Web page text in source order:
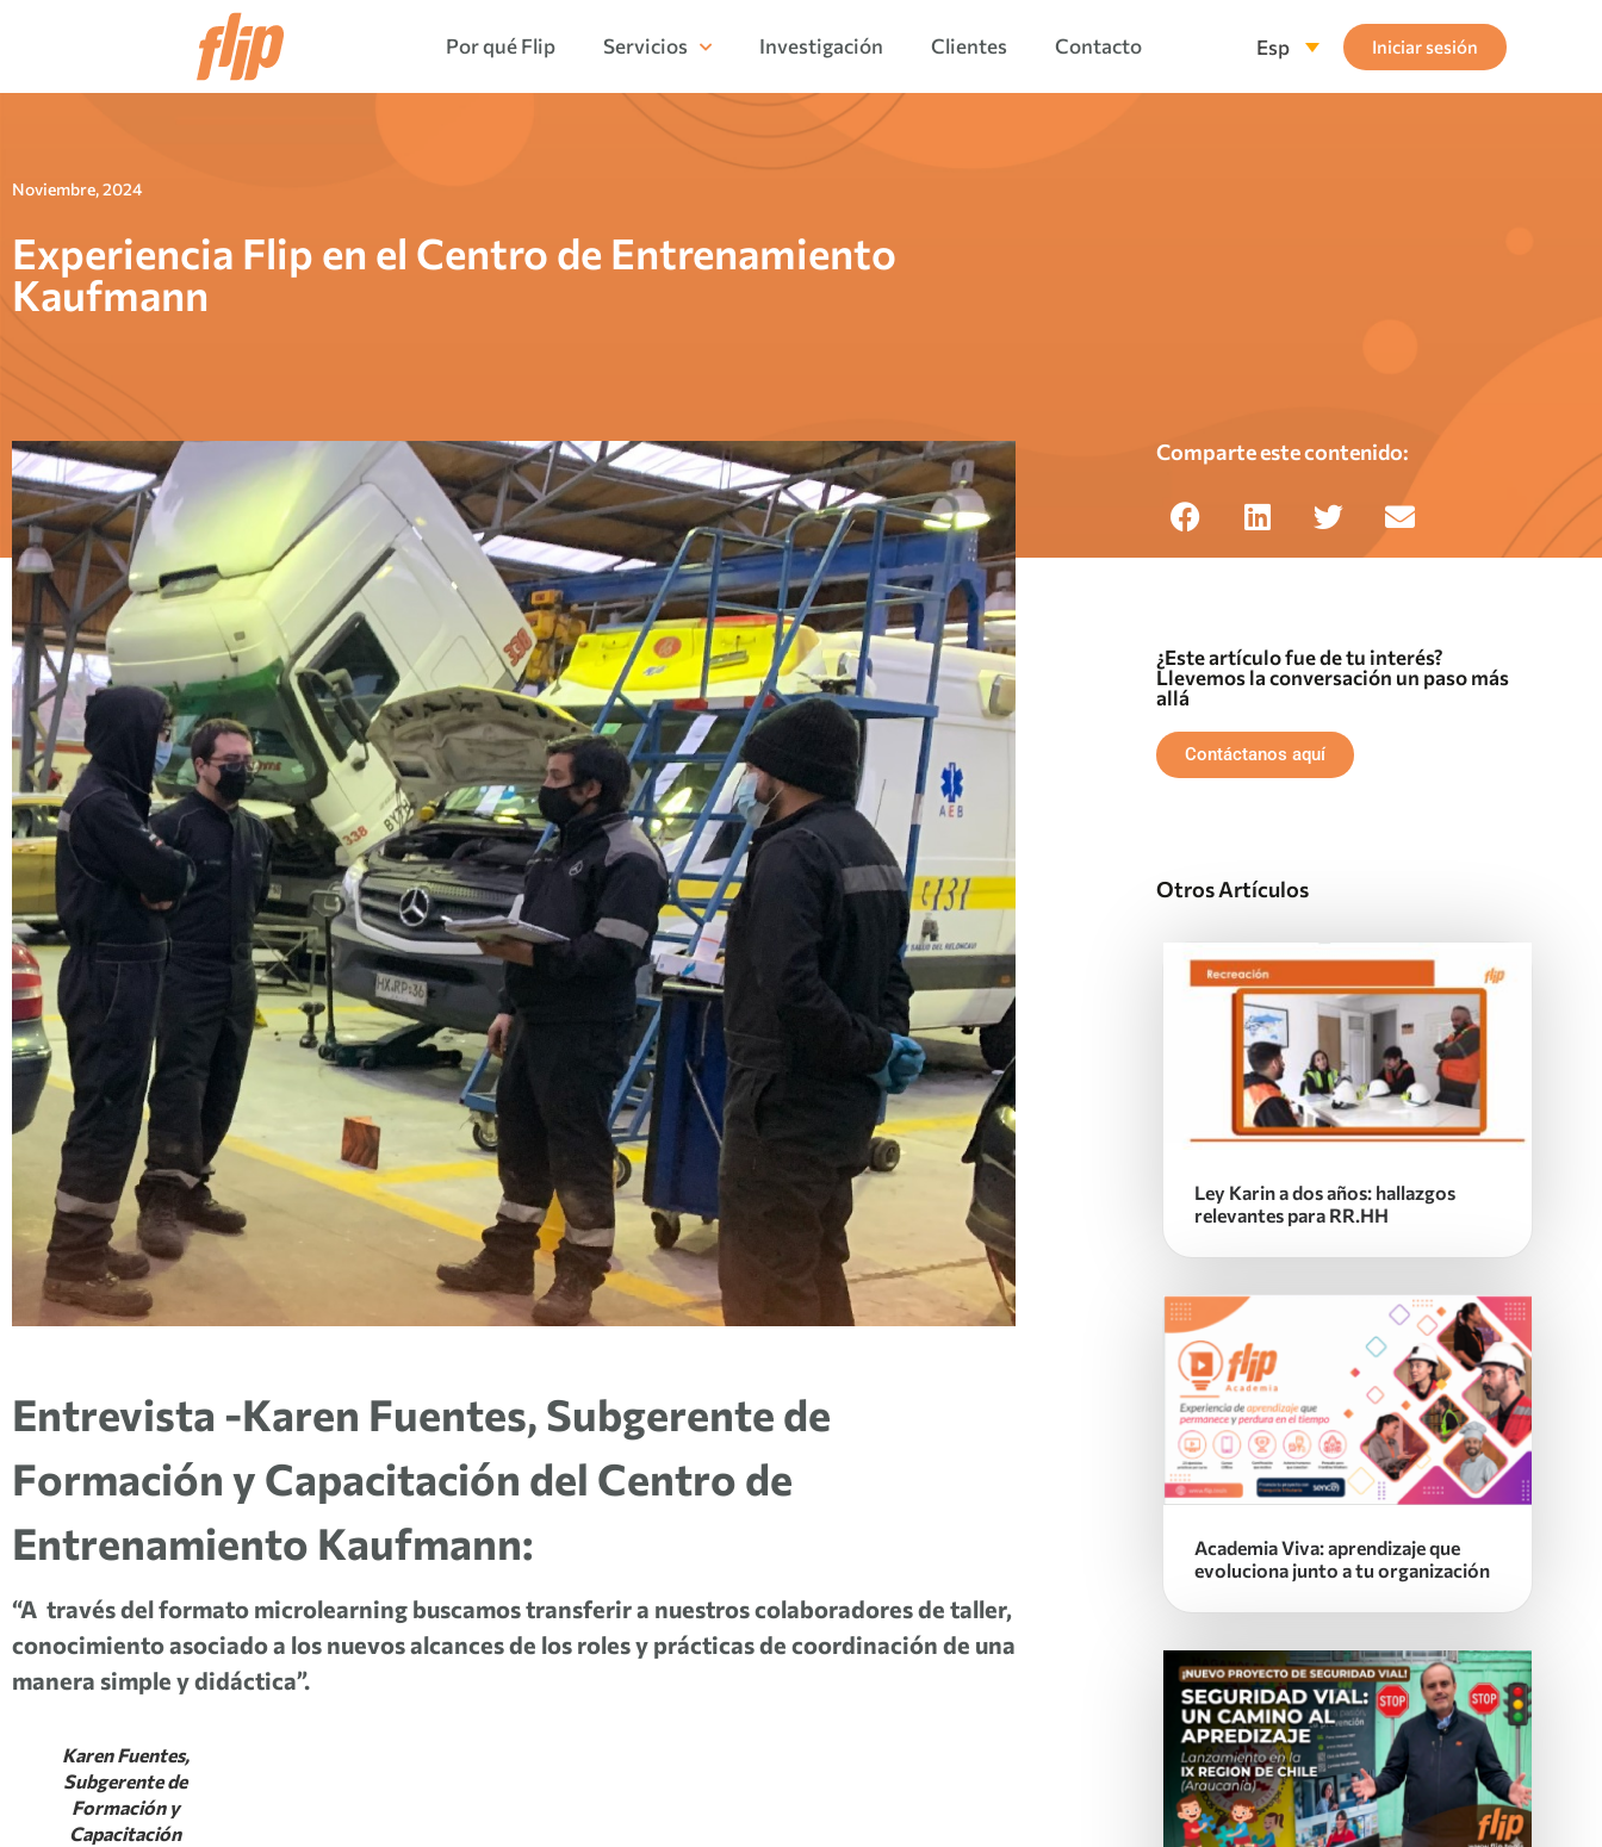
Por qué Flip Servicios Investigación Clientes Contacto Esp Iniciar sesión
Noviembre, 2024
Experiencia Flip en el Centro de Entrenamiento
Kaufmann
Entrevista -Karen Fuentes, Subgerente de
Formación y Capacitación del Centro de
Entrenamiento Kaufmann:
“A través del formato microlearning buscamos transferir a nuestros colaboradores de taller,
conocimiento asociado a los nuevos alcances de los roles y prácticas de coordinación de una
manera simple y didáctica”.
Karen Fuentes,
Subgerente de
Formación y
Capacitación
Comparte este contenido:
¿Este artículo fue de tu interés?
Llevemos la conversación un paso más
allá
Contáctanos aquí
Otros Artículos
Ley Karin a dos años: hallazgos
relevantes para RR.HH
Academia Viva: aprendizaje que
evoluciona junto a tu organización